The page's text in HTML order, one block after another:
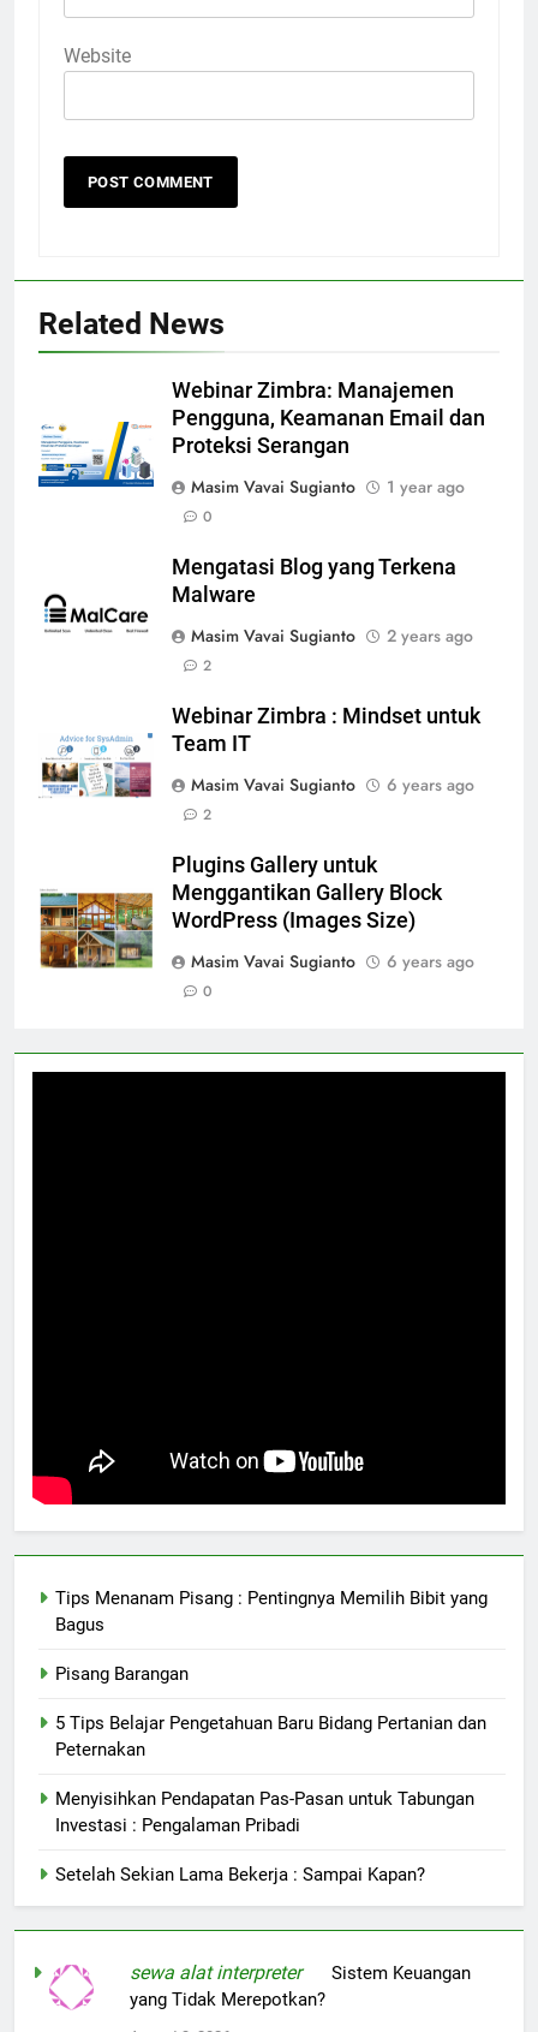
Website
Related News
Webinar Zimbra: Manajemen
Pengguna, Keamanan Email dan
Proteksi Serangan
Masim Vavai Sugianto
1 year ago
0
Mengatasi Blog yang Terkena
Malware
Masim Vavai Sugianto
2 years ago
2
Webinar Zimbra : Mindset untuk
Team IT
Masim Vavai Sugianto
6 years ago
2
Plugins Gallery untuk
Menggantikan Gallery Block
WordPress (Images Size)
Masim Vavai Sugianto
6 years ago
0
Tips Menanam Pisang : Pentingnya Memilih Bibit yang
Bagus
Pisang Barangan
5 Tips Belajar Pengetahuan Baru Bidang Pertanian dan
Peternakan
Menyisihkan Pendapatan Pas-Pasan untuk Tabungan
Investasi : Pengalaman Pribadi
Setelah Sekian Lama Bekerja : Sampai Kapan?
sewa alat interpreteronSistem Keuangan
yang Tidak Merepotkan?